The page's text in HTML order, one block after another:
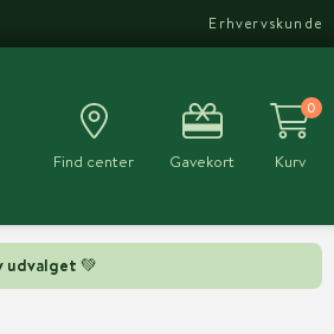
udvalget 💚
Erhvervskunde
Find center Gavekort
0
Kurv